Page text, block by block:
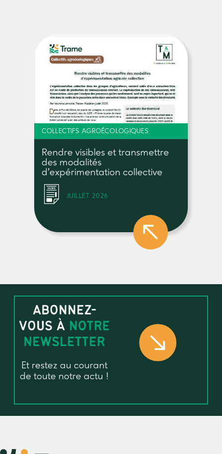
COLLECTIFS AGROÉCOLOGIQUES
Rendre visibles et transmettre
des modalités
d’expérimentation collective
JUILLET 2026
ABONNEZ-
VOUS À NOTRE
NEWSLETTER
Et restez au courant
de toute notre actu !